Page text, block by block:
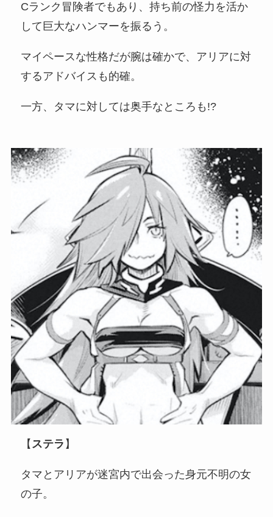
Cランク冒険者でもあり、持ち前の怪力を活か
して巨大なハンマーを振るう。
マイペースな性格だが腕は確かで、アリアに対
するアドバイスも的確。
一方、タマに対しては奥手なところも!?
【 ステラ 】
タマとアリアが迷宮内で出会った身元不明の女
の子。